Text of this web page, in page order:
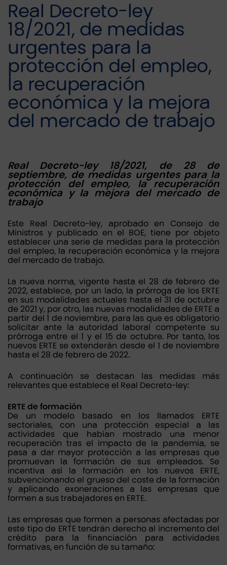
Real Decreto-ley
18/2021, de medidas
urgentes para la
protección del empleo,
la recuperación
económica y la mejora
del mercado de trabajo
Real Decreto-ley 18/2021, de 28 de
septiembre, de medidas urgentes para la
protección del empleo, la recuperación
económica y la mejora del mercado de
trabajo
Este Real Decreto-ley, aprobado en Consejo de
Ministros y publicado en el BOE, tiene por objeto
establecer una serie de medidas para la protección
del empleo, la recuperación económica y la mejora
del mercado de trabajo.
La nueva norma, vigente hasta el 28 de febrero de
2022, establece, por un lado, la prórroga de los ERTE
en sus modalidades actuales hasta el 31 de octubre
de 2021 y, por otro, las nuevas modalidades de ERTE a
partir del 1 de noviembre, para las que es obligatorio
solicitar ante la autoridad laboral competente su
prórroga entre el 1 y el 15 de octubre. Por tanto, los
nuevos ERTE se extenderán desde el 1 de noviembre
hasta el 28 de febrero de 2022.
A continuación se destacan las medidas más
relevantes que establece el Real Decreto-ley:
ERTE de formación
De un modelo basado en los llamados ERTE
sectoriales, con una protección especial a las
actividades que habían mostrado una menor
recuperación tras el impacto de la pandemia, se
pasa a dar mayor protección a las empresas que
promuevan la formación de sus empleados. Se
incentiva así la formación en los nuevos ERTE,
subvencionando el grueso del coste de la formación
y aplicando exoneraciones a las empresas que
formen a sus trabajadores en ERTE.
Las empresas que formen a personas afectadas por
este tipo de ERTE tendrán derecho al incremento del
crédito para la financiación para actividades
formativas, en función de su tamaño: